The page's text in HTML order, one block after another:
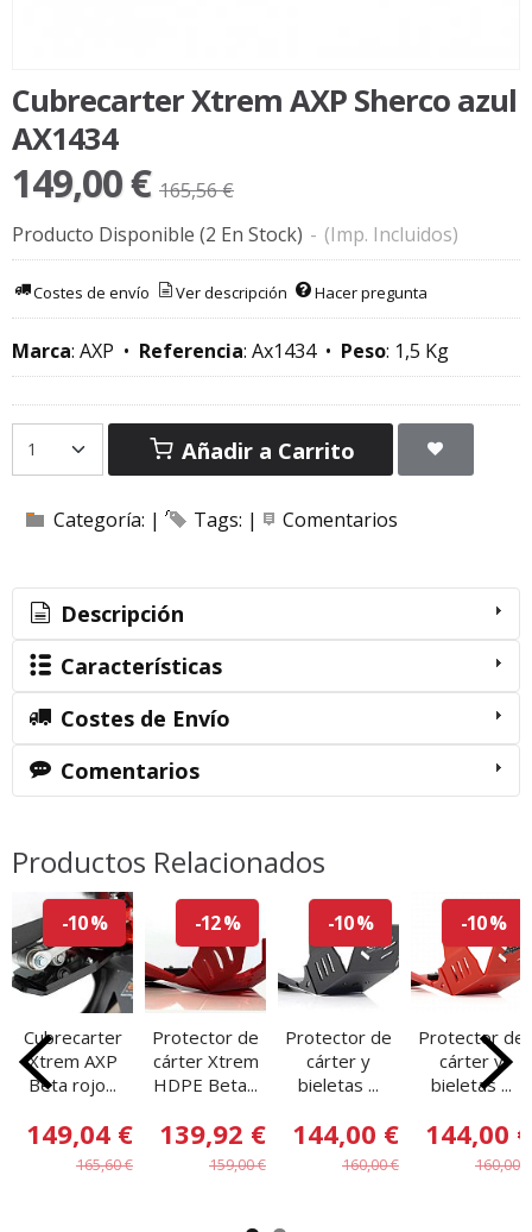
Cubrecarter Xtrem AXP Sherco azul
AX1434
149,00 € 165,56 €
Producto Disponible (2 En Stock) - (Imp. Incluidos)
Costes de envío Ver descripción Hacer pregunta
Marca: AXP • Referencia: Ax1434• Peso: 1,5 Kg
Añadir a Carrito
Categoría: | Tags: | Comentarios
Descripción
Características
Costes de Envío
Comentarios
Productos Relacionados
-10 %
Cubrecarter
Xtrem AXP
Beta rojo...
149,04 €
165,60 €
-12 %
Protector de
cárter Xtrem
HDPE Beta...
139,92 €
159,00 €
-10 %
Protector de
cárter y
bieletas ...
144,00 €
160,00 €
-10 %
Protector de
cárter y
bieletas ...
144,00 €
160,00 €